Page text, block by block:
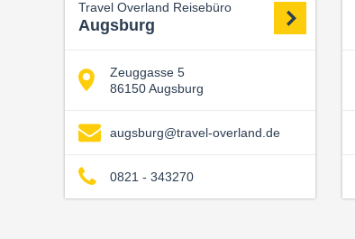
Travel Overland Reisebüro
Augsburg
Zeuggasse 5
86150 Augsburg
augsburg@travel-overland.de
0821 - 343270